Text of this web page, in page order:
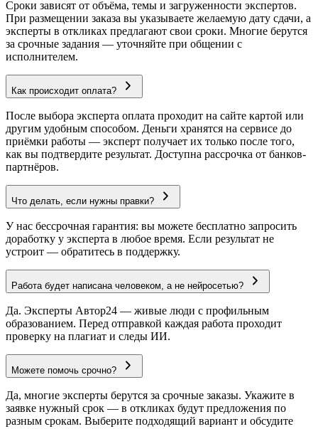
Сроки зависят от объёма, темы и загруженности экспертов.
При размещении заказа вы указываете желаемую дату сдачи, а
эксперты в откликах предлагают свои сроки. Многие берутся
за срочные задания — уточняйте при общении с
исполнителем.
Как происходит оплата?
После выбора эксперта оплата проходит на сайте картой или
другим удобным способом. Деньги хранятся на сервисе до
приёмки работы — эксперт получает их только после того,
как вы подтвердите результат. Доступна рассрочка от банков-
партнёров.
Что делать, если нужны правки?
У нас бессрочная гарантия: вы можете бесплатно запросить
доработку у эксперта в любое время. Если результат не
устроит — обратитесь в поддержку.
Работа будет написана человеком, а не нейросетью?
Да. Эксперты Автор24 — живые люди с профильным
образованием. Перед отправкой каждая работа проходит
проверку на плагиат и следы ИИ.
Можете помочь срочно?
Да, многие эксперты берутся за срочные заказы. Укажите в
заявке нужный срок — в откликах будут предложения по
разным срокам. Выберите подходящий вариант и обсудите